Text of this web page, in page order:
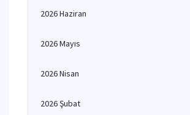
2026 Haziran
2026 Mayıs
2026 Nisan
2026 Şubat